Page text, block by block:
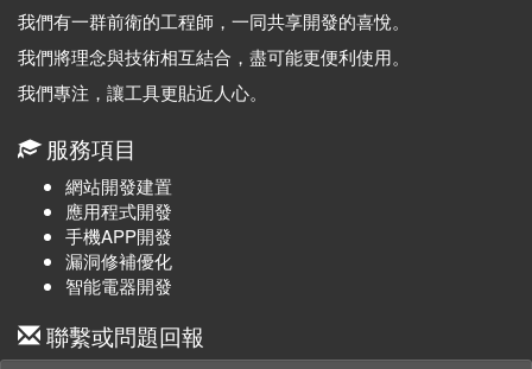
我們有一群前衛的工程師，一同共享開發的喜悅。
我們將理念與技術相互結合，盡可能更便利使用。
我們專注，讓工具更貼近人心。
服務項目
網站開發建置
應用程式開發
手機APP開發
漏洞修補優化
智能電器開發
聯繫或問題回報